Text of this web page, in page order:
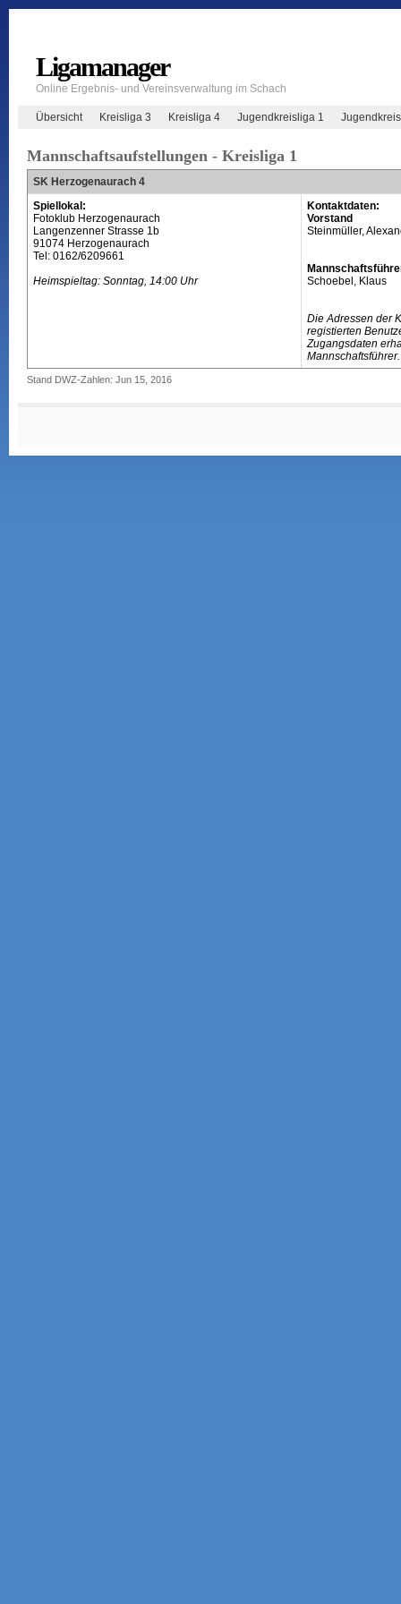
Ligamanager
Online Ergebnis- und Vereinsverwaltung im Schach
Übersicht Kreisliga 3 Kreisliga 4 Jugendkreisliga 1
Mannschaftsaufstellungen - Kreisliga 1
SK Herzogenaurach 4
Spiellokal:
Fotoklub Herzogenaurach
Langenzenner Strasse 1b
91074 Herzogenaurach
Tel: 0162/6209661
Heimspieltag: Sonntag, 14:00 Uhr
Kontaktdaten:
Vorstand
Steinmüller,
Schoebel, Klaus
Die Adressen der
registierten
Zugangsdaten
Mannschaftsführer.
Stand DWZ-Zahlen: Jun 15, 2016